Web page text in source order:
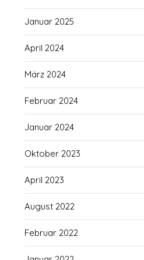
Januar 2025
April 2024
März 2024
Februar 2024
Januar 2024
Oktober 2023
April 2023
August 2022
Februar 2022